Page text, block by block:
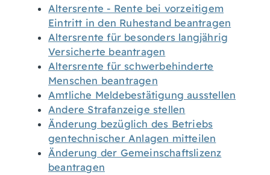
Altersrente - Rente bei vorzeitigem
Eintritt in den Ruhestand beantragen
Altersrente für besonders langjährig
Versicherte beantragen
Altersrente für schwerbehinderte
Menschen beantragen
Amtliche Meldebestätigung ausstellen
Andere Strafanzeige stellen
Änderung bezüglich des Betriebs
gentechnischer Anlagen mitteilen
Änderung der Gemeinschaftslizenz
beantragen